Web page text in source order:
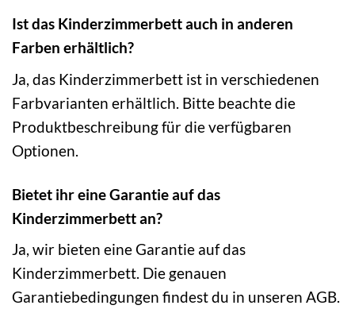
Ist das Kinderzimmerbett auch in anderen
Farben erhältlich?
Ja, das Kinderzimmerbett ist in verschiedenen
Farbvarianten erhältlich. Bitte beachte die
Produktbeschreibung für die verfügbaren
Optionen.
Bietet ihr eine Garantie auf das
Kinderzimmerbett an?
Ja, wir bieten eine Garantie auf das
Kinderzimmerbett. Die genauen
Garantiebedingungen findest du in unseren AGB.